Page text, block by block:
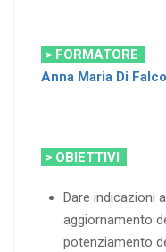
> FORMATORE
Anna Maria Di Falco
> OBIETTIVI
Dare indicazioni
aggiornamento
potenziamento